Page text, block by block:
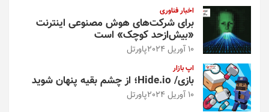
اخبار فناوری
برای شرکت‌های هوش مصنوعی اینترنت
«بیش‌از‌حد کوچک» است
پاورتل
اپ بازار
بازی/ Hide.io؛ از چشم بقیه پنهان شوید
پاورتل